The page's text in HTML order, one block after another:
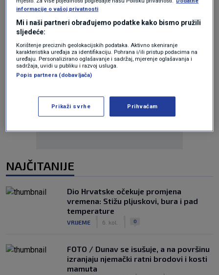
NAJČITANIJE
Dio Hrvatske očekuje promjena
vremena: Stižu pljuskovi, bura i pad
temperature
VRIJEME 6. kol. 0
FOTO / Dunav se isušuje, a na površinu
izranjaju njemački ratni brodovi i kosti
mamuta
informacije o vašoj privatnosti
Mi i naši partneri obrađujemo podatke kako bismo pružili
sljedeće:
Korištenje preciznih geolokacijskih podataka. Aktivno skeniranje
karakteristika uređaja za identifikaciju. Pohrana i/ili pristup podacima na
uređaju. Personalizirano oglašavanje i sadržaj, mjerenje oglašavanja i
sadržaja, uvidi u publiku i razvoj usluga.
Popis partnera (dobavljača)
Prikaži svrhe Prihvaćam